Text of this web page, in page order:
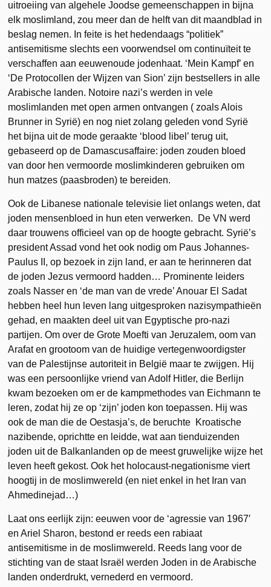
uitroeiing van algehele Joodse gemeenschappen in bijna
elk moslimland, zou meer dan de helft van dit maandblad in
beslag nemen. In feite is het hedendaags “politiek”
antisemitisme slechts een voorwendsel om continuïteit te
verschaffen aan eeuwenoude jodenhaat. ‘Mein Kampf’ en
‘De Protocollen der Wijzen van Sion’ zijn bestsellers in alle
Arabische landen. Notoire nazi’s werden in vele
moslimlanden met open armen ontvangen ( zoals Alois
Brunner in Syrië) en nog niet zolang geleden vond Syrië
het bijna uit de mode geraakte ‘blood libel’ terug uit,
gebaseerd op de Damascusaffaire: joden zouden bloed
van door hen vermoorde moslimkinderen gebruiken om
hun matzes (paasbroden) te bereiden.
Ook de Libanese nationale televisie liet onlangs weten, dat
joden mensenbloed in hun eten verwerken. De VN werd
daar trouwens officieel van op de hoogte gebracht. Syrië’s
president Assad vond het ook nodig om Paus Johannes-
Paulus II, op bezoek in zijn land, er aan te herinneren dat
de joden Jezus vermoord hadden… Prominente leiders
zoals Nasser en ‘de man van de vrede’ Anouar El Sadat
hebben heel hun leven lang uitgesproken nazisympathieën
gehad, en maakten deel uit van Egyptische pro-nazi
partijen. Om over de Grote Moefti van Jeruzalem, oom van
Arafat en grootoom van de huidige vertegenwoordigster
van de Palestijnse autoriteit in België maar te zwijgen. Hij
was een persoonlijke vriend van Adolf Hitler, die Berlijn
kwam bezoeken om er de kampmethodes van Eichmann te
leren, zodat hij ze op ‘zijn’ joden kon toepassen. Hij was
ook de man die de Oestasja’s, de beruchte Kroatische
nazibende, oprichtte en leidde, wat aan tienduizenden
joden uit de Balkanlanden op de meest gruwelijke wijze het
leven heeft gekost. Ook het holocaust-negationisme viert
hoogtij in de moslimwereld (en niet enkel in het Iran van
Ahmedinejad…)
Laat ons eerlijk zijn: eeuwen voor de ‘agressie van 1967′
en Ariel Sharon, bestond er reeds een rabiaat
antisemitisme in de moslimwereld. Reeds lang voor de
stichting van de staat Israël werden Joden in de Arabische
landen onderdrukt, vernederd en vermoord.